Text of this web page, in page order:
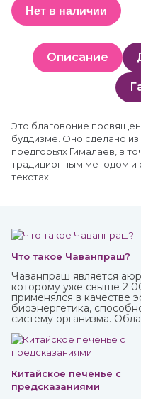
Нет в наличии
Описание
Это благовоние
буддизме. Оно сделано
предгорьях Гималаев, в
традиционным методом и
текстах.
Что такое Чаванпраш?
Чаванпраш является
которому уже свыше 2
применялся в качестве
биоэнергетика,
систему организма.
укрепляет, улучшает
деятельность нервных и
включают в
многими хроническими
для приема с пищей.
Китайское печенье с
предсказаниями